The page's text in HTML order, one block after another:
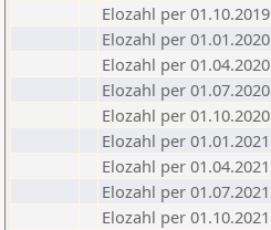
Elozahl per 01.10.2019
Elozahl per 01.01.2020
Elozahl per 01.04.2020
Elozahl per 01.07.2020
Elozahl per 01.10.2020
Elozahl per 01.01.2021
Elozahl per 01.04.2021
Elozahl per 01.07.2021
Elozahl per 01.10.2021